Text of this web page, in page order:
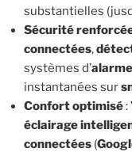
substantielles
Sécurité
connectées,
systèmes d’alarme
instantanées sur
Confort optimisé:
éclairage
connectées (